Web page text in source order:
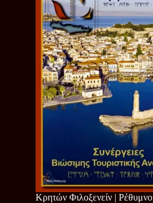
Κρητών Φιλοξενείν | Ρέθυμνο